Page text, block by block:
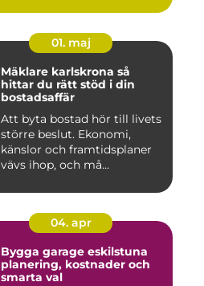
01. maj
Mäklare karlskrona så
hittar du rätt stöd i din
bostadsaffär
Att byta bostad hör till livets
större beslut. Ekonomi,
känslor och framtidsplaner
vävs ihop, och må...
04. apr
Bygga garage eskilstuna
planering, kostnader och
smarta val